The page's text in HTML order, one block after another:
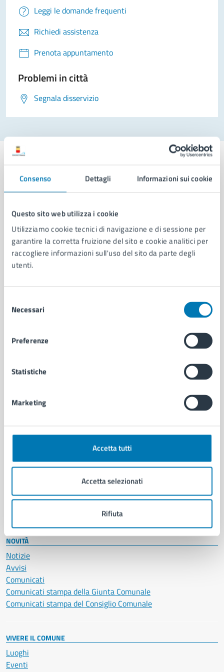
Consenso Dettagli Informazioni sui cookie
Questo sito web utilizza i cookie
Utilizziamo cookie tecnici di navigazione e di sessione per
garantire la corretta fruizione del sito e cookie analitici per
raccogliere informazioni sull'uso del sito da parte degli
utenti.
delNecessari
Preferenze
Statistiche
Marketing
Accetta tutti
Accetta selezionati
Rifiuta
Leggi le domande frequenti
Richiedi assistenza
Prenota appuntamento
Problemi in città
Segnala disservizio
Comune di Napoli
AMMINISTRAZIONE
Aree amministrative
Organi di governo
Municipalità
Personale amministrativo
Intranet, posta aziendale e protocollo
CATEGORIE DI SERVIZIO
Anagrafe e stato civile
Autorizzazioni
Documenti e certificati
Giustizia e sicurezza pubblica
Imprese e commercio
Salute, benessere e assistenza
Servizi Cimiteriali
NOVITÀ
Notizie
Avvisi
Comunicati
Comunicati stampa della Giunta Comunale
Comunicati stampa del Consiglio Comunale
VIVERE IL COMUNE
Luoghi
Eventi